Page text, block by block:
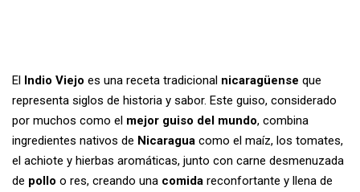
El Indio Viejo es una receta tradicional nicaragüense que
representa siglos de historia y sabor. Este guiso, considerado
por muchos como el mejor guiso del mundo, combina
ingredientes nativos de Nicaragua como el maíz, los tomates,
el achiote y hierbas aromáticas, junto con carne desmenuzada
de pollo o res, creando una comida reconfortante y llena de